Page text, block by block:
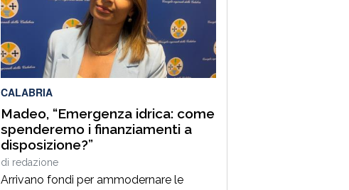
lunedì 10 agosto in piazza Tommaso
Campanella, rappresenta uno degli
appuntamenti clou della manifestazione,
che da venticinque edizioni unisce
tradizione gastronomica e musica […]
CALABRIA
Madeo, “Emergenza idrica: come
spenderemo i finanziamenti a
disposizione?”
di redazione
Arrivano fondi per ammodernare le